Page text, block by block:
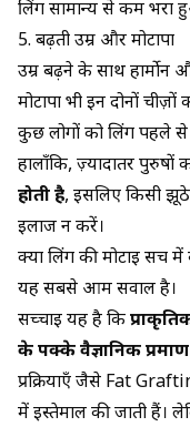
लिंग सामान्य से कम भरा
5. बढ़ती उम्र और मोटापा
उम्र बढ़ने के साथ हार्मोन
मोटापा भी इन दोनों
कुछ लोगों को लिंग पहले
हालाँकि, ज़्यादातर
होती है, इसलिए किसी झूठे
इलाज न करें।
क्या लिंग की मोटाई सच
यह सबसे आम सवाल है।
सच्चाई यह है कि
के पक्के वैज्ञानिक
प्रक्रियाएँ जैसे Fat
में इस्तेमाल की जाती हैं।